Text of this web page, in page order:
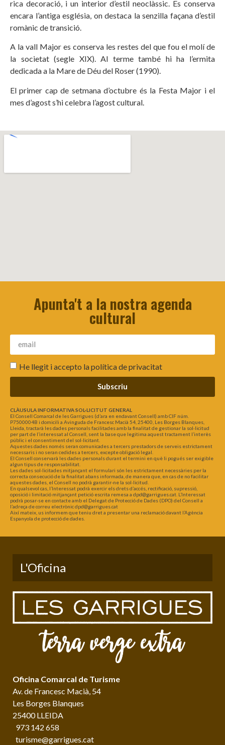
rica decoració, i un interior d’estil neoclàssic. Es conserva
encara l’antiga església, on destaca la senzilla façana d’estil
romànic de transició.
A la vall Major es conserva les restes del que fou el molí de
la societat (segle XIX). Al terme també hi ha l’ermita
dedicada a la Mare de Déu del Roser (1990).
El primer cap de setmana d’octubre és la Festa Major i el
mes d’agost s’hi celebra l’agost cultural.
Apunta't a la nostra agenda
cultural
He llegit i accepto lapolítica de privacitat
Subscriu
CLÀUSULA INFORMATIVA SOL·LICITUT GENERAL
El Consell Comarcal de les Garrigues (d’ara en endavant Consell) amb CIF núm.
P7500004B i domicili a Avinguda de Francesc Macià 54, 25400, Les Borges Blanques,
Lleida, tractarà les dades personals facilitades amb la finalitat de gestionar la sol·licitud
per part de l’interessat al Consell, sent la base que legitima aquest tractament l’interès
públic i el consentiment del sol·licitant.
Aquestes dades només seran comunicades a tercers prestadors de serveis estrictament
necessaris i no seran cedides a tercers, excepte obligació legal.
El Consell conservarà les dades personals durant el termini en què li pogués ser exigible
algun tipus de responsabilitat.
Les dades sol·licitades mitjançant el formulari són les estrictament necessàries per la
correcta consecució de la finalitat abans informada, de manera que, en cas de no facilitar
aquestes dades, el Consell no podrà garantir-ne la sol·licitud.
En qualsevol cas, l’Interessat podrà exercir els drets d’accés, rectificació, supressió,
oposició i limitació mitjançant petició escrita remesa a dpd@garrigues.cat. L’Interessat
podrà posar-se en contacte amb el Delegat de Protecció de Dades (DPO) del Consell a
l’adreça de correu electrònic dpd@garrigues.cat
Així mateix, us informem que teniu dret a presentar una reclamació davant l’Agència
Espanyola de protecció de dades.
L'Oficina
Oficina Comarcal de Turisme
Av. de Francesc Macià, 54
Les Borges Blanques
25400 LLEIDA
973 142 658
turisme@garrigues.cat